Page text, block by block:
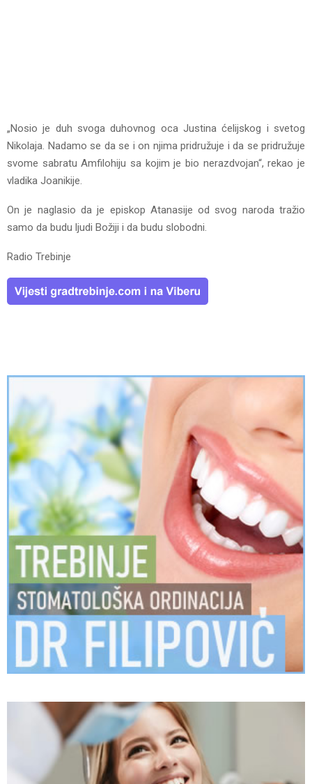
„Nosio je duh svoga duhovnog oca Justina ćelijskog i svetog
Nikolaja. Nadamo se da se i on njima pridružuje i da se pridružuje
svome sabratu Amfilohiju sa kojim je bio nerazdvojan“, rekao je
vladika Joanikije.
On je naglasio da je episkop Atanasije od svog naroda tražio
samo da budu ljudi Božiji i da budu slobodni.
Radio Trebinje